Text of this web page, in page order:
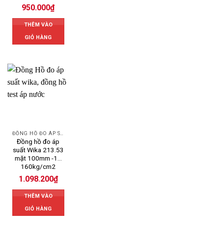
950.000₫
THÊM VÀO
GIỎ HÀNG
Đồng hồ đo áp
suất Wika 213.53
mặt 100mm -1…
160kg/cm2
1.098.200₫
THÊM VÀO
GIỎ HÀNG